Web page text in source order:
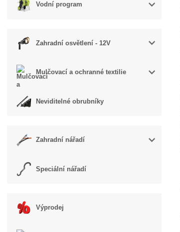
Vodní program
Zahradní osvětlení - 12V
Mulčovací a ochranné textilie
Neviditelné obrubníky
Zahradní nářadí
Speciální nářadí
Výprodej